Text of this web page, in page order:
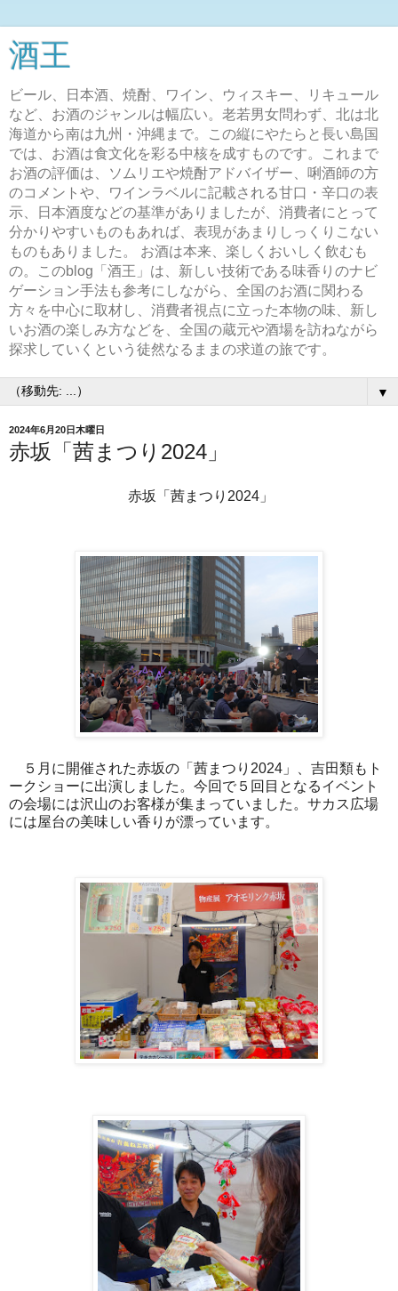
酒王
ビール、日本酒、焼酎、ワイン、ウィスキー、リキュール
など、お酒のジャンルは幅広い。老若男女問わず、北は北
海道から南は九州・沖縄まで。この縦にやたらと長い島国
では、お酒は食文化を彩る中核を成すものです。これまで
お酒の評価は、ソムリエや焼酎アドバイザー、唎酒師の方
のコメントや、ワインラベルに記載される甘口・辛口の表
示、日本酒度などの基準がありましたが、消費者にとって
分かりやすいものもあれば、表現があまりしっくりこない
ものもありました。 お酒は本来、楽しくおいしく飲むも
の。このblog「酒王」は、新しい技術である味香りのナビ
ゲーション手法も参考にしながら、全国のお酒に関わる
方々を中心に取材し、消費者視点に立った本物の味、新し
いお酒の楽しみ方などを、全国の蔵元や酒場を訪ねながら
探求していくという徒然なるままの求道の旅です。
▼
2024年6月20日木曜日
赤坂「茜まつり2024」
赤坂「茜まつり2024」
５月に開催された赤坂の「茜まつり2024」、吉田類もト
ークショーに出演しました。今回で５回目となるイベント
の会場には沢山のお客様が集まっていました。サカス広場
には屋台の美味しい香りが漂っています。